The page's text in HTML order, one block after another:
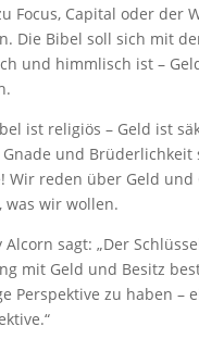
Focus, Capital oder der
Die Bibel soll sich mit
und himmlisch ist –
ist religiös – Geld ist
Gnade und
Wir reden über Geld
was wir wollen.
Alcorn sagt: „Der
mit Geld und Besitz
Perspektive zu haben –